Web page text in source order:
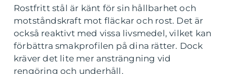
Rostfritt stål är känt för sin hållbarhet och
motståndskraft mot fläckar och rost. Det är
också reaktivt med vissa livsmedel, vilket kan
förbättra smakprofilen på dina rätter. Dock
kräver det lite mer ansträngning vid
rengöring och underhåll.